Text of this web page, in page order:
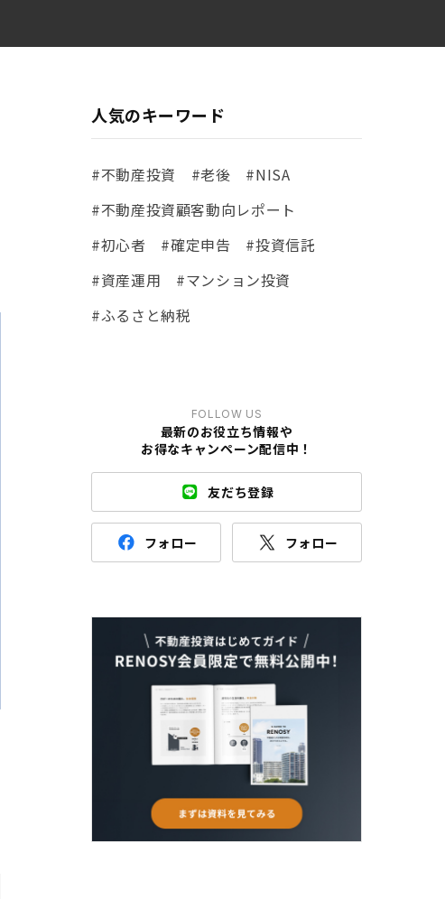
人気のキーワード
#不動産投資 #老後
#NISA
#不動産投資顧客動向レポート
#初心者
#確定申告
#投資信託
#資産運用
#マンション投資
#ふるさと納税
FOLLOW US
最新のお役立ち情報や
お得なキャンペーン配信中！
友だち登録
フォロー フォロー